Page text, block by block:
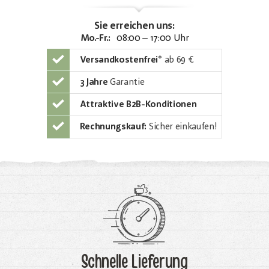
Sie erreichen uns:
Mo.-Fr.: 08:00 – 17:00 Uhr
Versandkostenfrei* ab 69 €
3 Jahre Garantie
Attraktive B2B-Konditionen
Rechnungskauf: Sicher einkaufen!
Schnelle Lieferung